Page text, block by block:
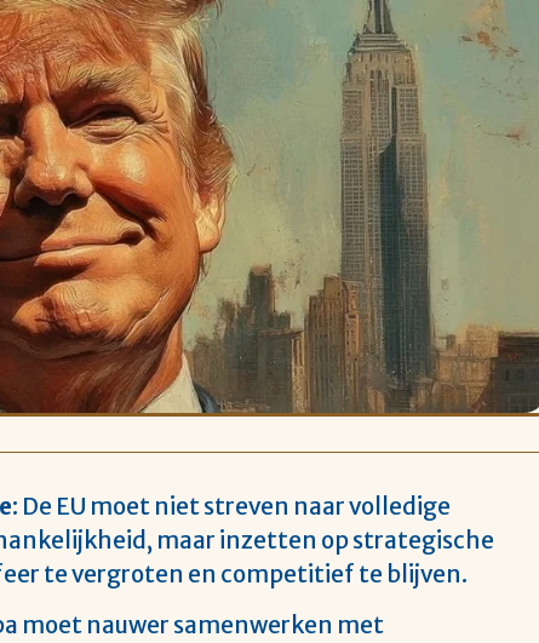
: De EU moet niet streven naar volledige
maar inzetten op strategische
te vergroten en competitief te blijven.
moet nauwer samenwerken met